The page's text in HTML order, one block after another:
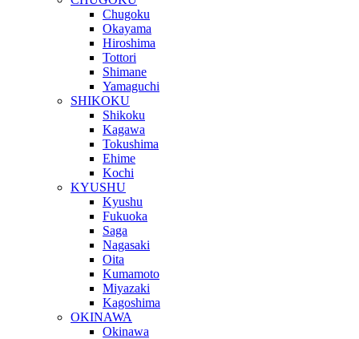
Chugoku
Okayama
Hiroshima
Tottori
Shimane
Yamaguchi
SHIKOKU
Shikoku
Kagawa
Tokushima
Ehime
Kochi
KYUSHU
Kyushu
Fukuoka
Saga
Nagasaki
Oita
Kumamoto
Miyazaki
Kagoshima
OKINAWA
Okinawa